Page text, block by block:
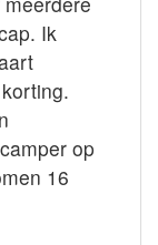
Ik
op
16